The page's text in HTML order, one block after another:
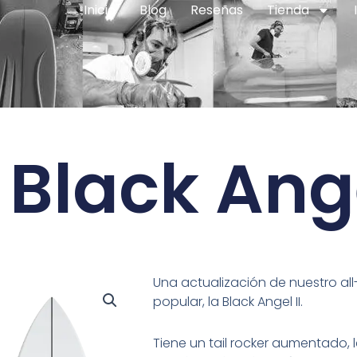
Inicio Blog Reseñas Tienda
Una actualización de nuestro
popular, la Black Angel II.
Tiene un tail rocker aumentado,